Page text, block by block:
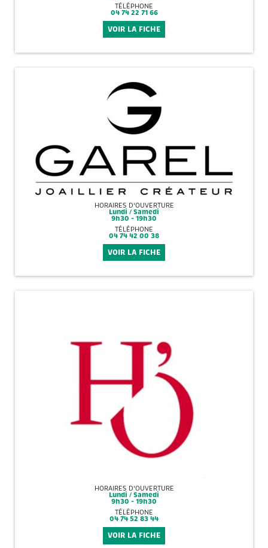
TÉLÉPHONE
04 74 22 71 66
VOIR LA FICHE
HORAIRES D'OUVERTURE
Lundi / Samedi
9h30 - 19h30
TÉLÉPHONE
04 74 42 00 38
VOIR LA FICHE
HORAIRES D'OUVERTURE
Lundi / Samedi
9h30 - 19h30
TÉLÉPHONE
04 74 52 83 44
VOIR LA FICHE